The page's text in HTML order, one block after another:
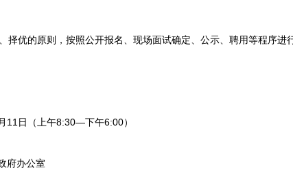
优的原则，按照公开报名、现场面试确定、公示、聘用等程序进
日（上午8:30—下午6:00）
府办公室